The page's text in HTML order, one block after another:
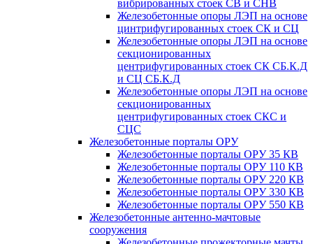
вибрированных стоек СВ и СНВ
Железобетонные опоры ЛЭП на основе
цинтрифугированных стоек СК и СЦ
Железобетонные опоры ЛЭП на основе
секционированных
центрифугированных стоек СК СБ.К.Д
и СЦ СБ.К.Д
Железобетонные опоры ЛЭП на основе
секционированных
центрифугированных стоек СКС и
СЦС
Железобетонные порталы ОРУ
Железобетонные порталы ОРУ 35 КВ
Железобетонные порталы ОРУ 110 КВ
Железобетонные порталы ОРУ 220 КВ
Железобетонные порталы ОРУ 330 КВ
Железобетонные порталы ОРУ 550 КВ
Железобетонные антенно-мачтовые
сооружения